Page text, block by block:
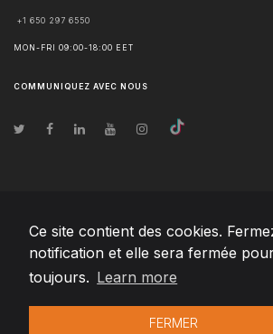
Ce site contient des cookies.
notification et elle sera fermée
toujours. Learn more
FERMER
+1 650 297 6550
MON-FRI 09:00-18:00 EET
COMMUNIQUEZ AVEC NOUS
© Droits d'auteur2026 Team Extension SA France-
Changelog● En utilisant ce site, vous acceptez nos
de confidentialité